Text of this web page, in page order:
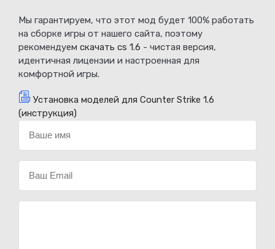
Мы гарантируем, что этот мод будет 100% работать
на сборке игры от нашего сайта, поэтому
рекомендуем скачать cs 1.6 - чистая версия,
идентичная лицензии и настроенная для
комфортной игры.
Установка моделей для Counter Strike 1.6
(инструкция)